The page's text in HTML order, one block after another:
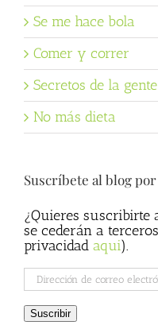
Se me hace bola
Comer y correr
Secretos de la
No más dieta
Suscríbete al blog
¿Quieres suscribirte
se cederán a
privacidad aqui).
Dirección
de
correo
electrónico
Suscribir